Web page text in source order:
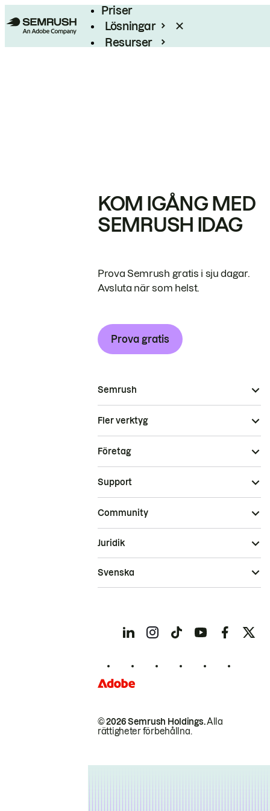
Priser
Lösningar
Resurser
KOM IGÅNG MED
SEMRUSH IDAG
Prova Semrush gratis i sju dagar.
Avsluta när som helst.
Prova gratis
Semrush
Fler verktyg
Företag
Support
Community
© 2026 Semrush Holdings.Alla
rättigheter förbehållna.
Juridik
Svenska